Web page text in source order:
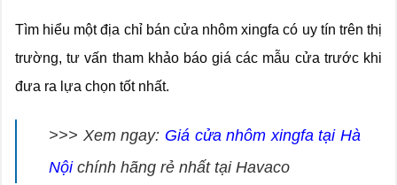
Tìm hiểu một địa chỉ bán cửa nhôm xingfa có uy tín trên thị
trường, tư vấn tham khảo báo giá các mẫu cửa trước khi
đưa ra lựa chọn tốt nhất.
>>> Xem ngay: Giá cửa nhôm xingfa tại Hà
Nộichính hãng rẻ nhất tại Havaco